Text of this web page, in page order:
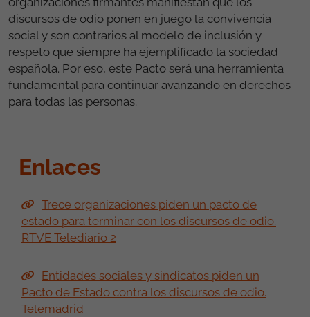
discursos de odio ponen en juego la convivencia
social y son contrarios al modelo de inclusión y
respeto que siempre ha ejemplificado la sociedad
española. Por eso, este Pacto será una herramienta
fundamental para continuar avanzando en derechos
para todas las personas.
Enlaces
Trece organizaciones piden un pacto de
estado para terminar con los discursos de odio.
RTVE Telediario 2
Entidades sociales y sindicatos piden un
Pacto de Estado contra los discursos de odio.
Telemadrid